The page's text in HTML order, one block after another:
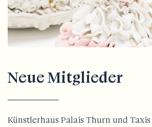
Neue Mitglieder
Künstlerhaus Palais Thurn und